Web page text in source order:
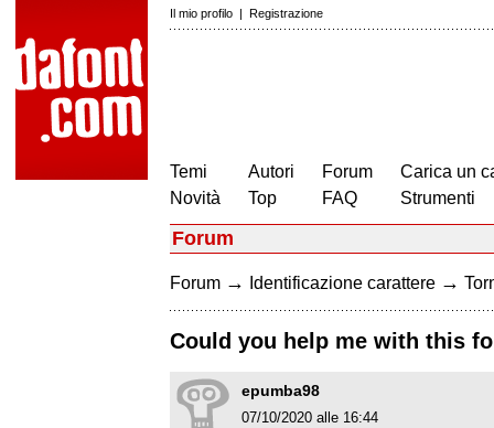
Il mio profilo | Registrazione
Temi
Novità
Autori
Top
Forum
FAQ
Carica un
Strumenti
Forum
Forum → Identificazione carattere →
Could you help me with this
epumba98
07/10/2020 alle 16:44